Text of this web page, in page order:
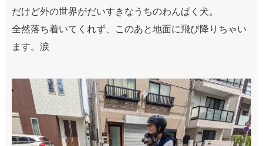
だけど外の世界がだいすきなうちのわんぱく犬。
全然落ち着いてくれず、このあと地面に飛び降りちゃい
ます。涙